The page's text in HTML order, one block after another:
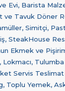
Evi, Barista
ve Tavuk Döner
Simitçi,
SteakHouse
Ekmek ve Pişirim
Lokmacı, Tulumba
Servis Teslimat
Toplu Yemek,